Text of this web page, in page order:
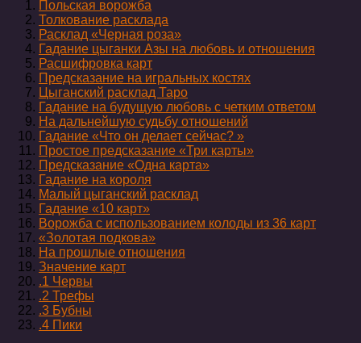
Польская ворожба
Толкование расклада
Расклад «Черная роза»
Гадание цыганки Азы на любовь и отношения
Расшифровка карт
Предсказание на игральных костях
Цыганский расклад Таро
Гадание на будущую любовь с четким ответом
На дальнейшую судьбу отношений
Гадание «Что он делает сейчас? »
Простое предсказание «Три карты»
Предсказание «Одна карта»
Гадание на короля
Малый цыганский расклад
Гадание «10 карт»
Ворожба с использованием колоды из 36 карт
«Золотая подкова»
На прошлые отношения
Значение карт
.1 Червы
.2 Трефы
.3 Бубны
.4 Пики